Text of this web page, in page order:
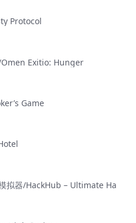
Protocol
Omen Exitio: Hunger
Game
拟器/HackHub – Ultimate Ha